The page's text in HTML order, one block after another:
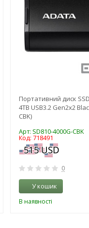
Портативний диск
4TB USB3.2 Gen2x2
CBK)
Арт: SD810-4000G-CBK
Код: 718491
0
У кошик
В наявності